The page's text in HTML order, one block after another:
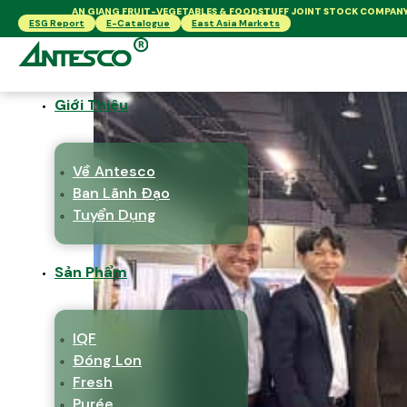
AN GIANG FRUIT-VEGETABLES & FOODSTUFF JOINT STOCK
ESG Report
E-Catalogue East Asia Markets
Giới Thiệu
Về Antesco
Ban Lãnh Đạo
Tuyển Dụng
Sản Phẩm
IQF
Đóng Lon
Fresh
Thẻ:antescomart